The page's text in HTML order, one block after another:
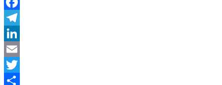
Facebook
Telegram
LinkedIn
Email
Twitter